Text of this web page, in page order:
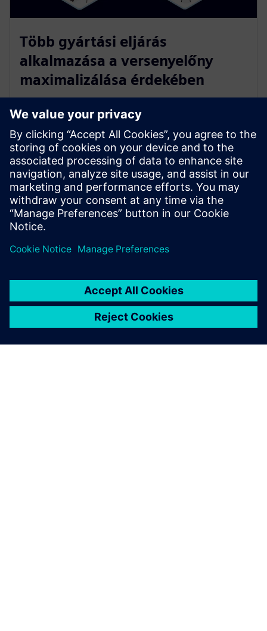
Több gyártási eljárás
alkalmazása a versenyelőny
maximalizálása érdekében
Szerszámgép-robottal nemcsak szerszámgépként
használhatja a robotot, de a fejlesztések nem állítják
meg őket. Különböző robotfejeket használhat
különböző feladatokkal és képességekkel. A
legfejlettebb cég lett, aki minden lehetséges darabot a
legjobb technológiákkal képes gyártani.